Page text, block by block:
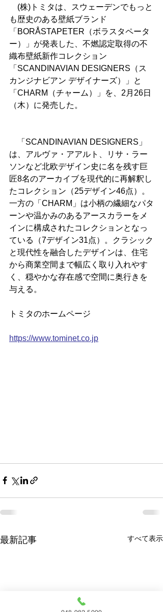
(株)トミタは、スウェーデンでもっと
も歴史のある壁紙ブランド
「BORÅSTAPETER（ボラスタペータ
ー）」が発表した、不燃認定取得の不
織布壁紙新作コレクション
「SCANDINAVIAN DESIGNERS（ス
カンジナビアン デザイナーズ）」と
「CHARM（チャーム）」を、2月26日
（木）に発売した。
「SCANDINAVIAN DESIGNERS」
は、アルヴァ・アアルト、リサ・ラー
ソンなど北欧デザイン史に名を残す巨
匠8名のアーカイブを現代的に再解釈し
たコレクション（25デザイン46点）。
一方の「CHARM」は小柄の繊細なパタ
ーンや温かみのあるアースカラーをメ
インに構成されたコレクションとなっ
ている（7デザイン31点）。クラシック
と現代性を融合したデザインは、住宅
から商業空間まで幅広く取り入れやす
く、穏やかな存在感で空間に奥行きを
与える。
トミタのホームページ
https://www.tominet.co.jp
最新記事 すべて表示